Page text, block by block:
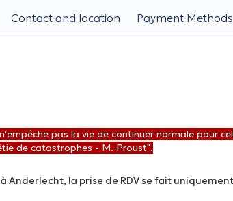
Contact and location Payment Methods
pas la vie de continuer normale pour
de catastrophes - M. Proust".
Anderlecht, la prise de RDV se fait